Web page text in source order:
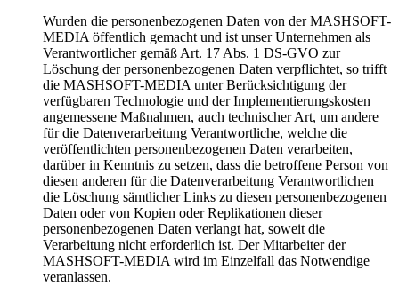
Wurden die personenbezogenen Daten von der MASHSOFT-
MEDIA öffentlich gemacht und ist unser Unternehmen als
Verantwortlicher gemäß Art. 17 Abs. 1 DS-GVO zur
Löschung der personenbezogenen Daten verpflichtet, so trifft
die MASHSOFT-MEDIA unter Berücksichtigung der
verfügbaren Technologie und der Implementierungskosten
angemessene Maßnahmen, auch technischer Art, um andere
für die Datenverarbeitung Verantwortliche, welche die
veröffentlichten personenbezogenen Daten verarbeiten,
darüber in Kenntnis zu setzen, dass die betroffene Person von
diesen anderen für die Datenverarbeitung Verantwortlichen
die Löschung sämtlicher Links zu diesen personenbezogenen
Daten oder von Kopien oder Replikationen dieser
personenbezogenen Daten verlangt hat, soweit die
Verarbeitung nicht erforderlich ist. Der Mitarbeiter der
MASHSOFT-MEDIA wird im Einzelfall das Notwendige
veranlassen.